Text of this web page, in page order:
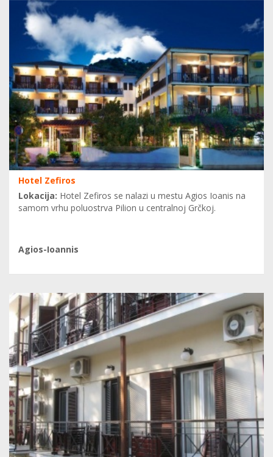
Hotel Zefiros
Lokacija: Hotel Zefiros se nalazi u mestu Agios Ioanis na
samom vrhu poluostrva Pilion u centralnoj Grčkoj.
Agios-Ioannis